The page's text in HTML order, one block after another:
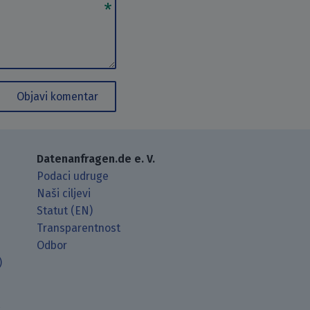
Objavi komentar
Datenanfragen.de e. V.
Podaci udruge
Naši ciljevi
Statut (EN)
Transparentnost
Odbor